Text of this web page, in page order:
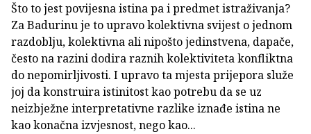
Što to jest povijesna istina pa i predmet istraživanja?
Za Badurinu je to upravo kolektivna svijest o jednom
razdoblju, kolektivna ali nipošto jedinstvena, dapače,
često na razini dodira raznih kolektiviteta konfliktna
do nepomirljivosti. I upravo ta mjesta prijepora služe
joj da konstruira istinitost kao potrebu da se uz
neizbježne interpretativne razlike iznađe istina ne
kao konačna izvjesnost, nego kao...